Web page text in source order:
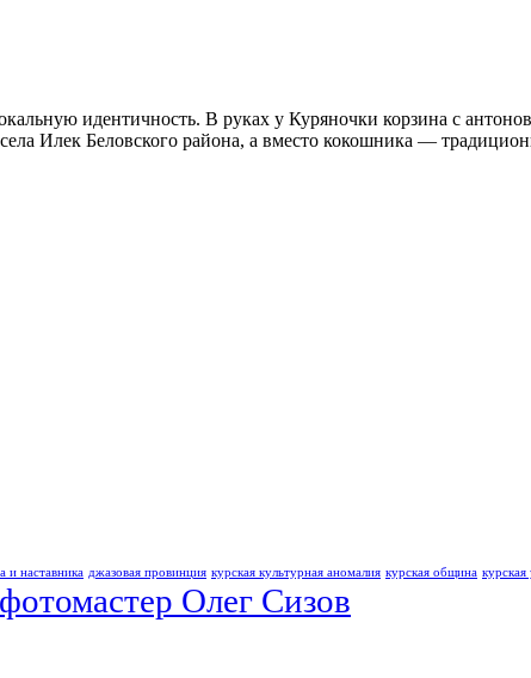
идентичность. В руках у Куряночки корзина с
Илек Беловского района, а вместо кокошника —
и наставника джазовая провинция курская культурная аномалия курская община курская
фотомастер Олег Сизов